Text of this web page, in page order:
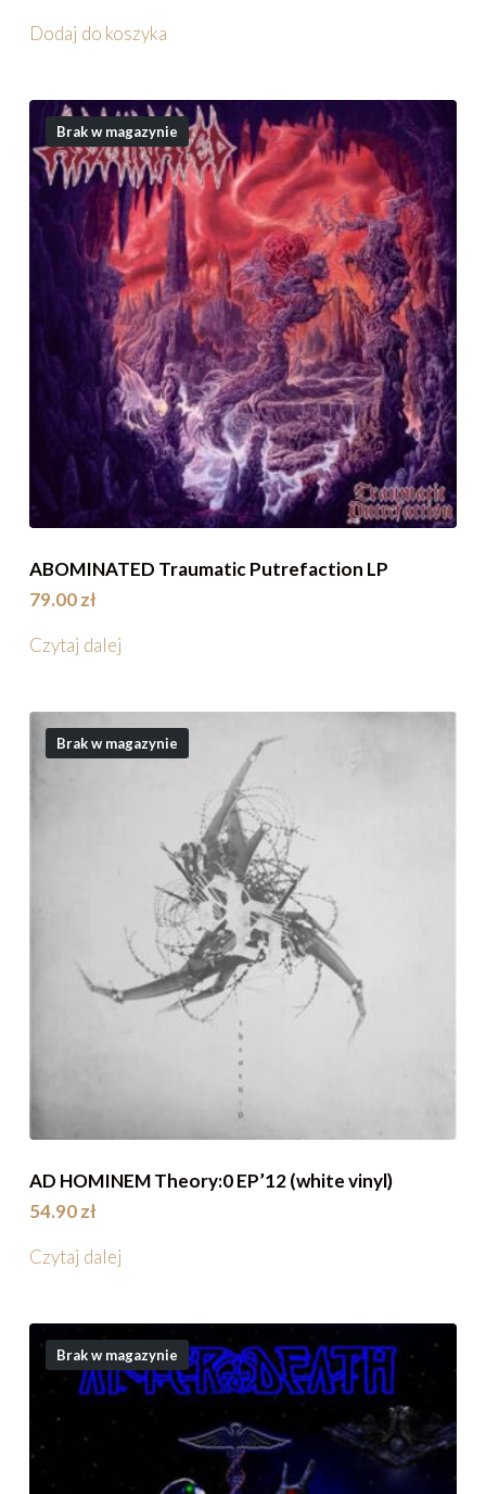
Dodaj do koszyka
Brak w magazynie
ABOMINATED Traumatic Putrefaction LP
79.00zł
Czytaj dalej
Brak w magazynie
AD HOMINEM Theory:0 EP’12 (white vinyl)
54.90zł
Czytaj dalej
Brak w magazynie